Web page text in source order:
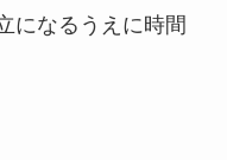
になるうえに時間